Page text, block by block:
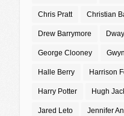
Chris Pratt Christian
Drew Barrymore
George Clooney
Halle Berry Harrison
Harry Potter Hugh
Jared Leto Jennifer